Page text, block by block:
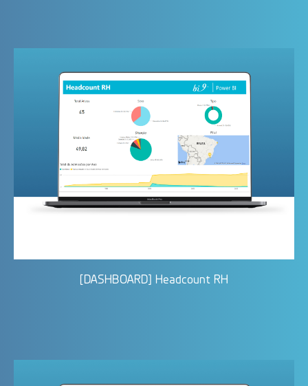
[DASHBOARD] Headcount RH